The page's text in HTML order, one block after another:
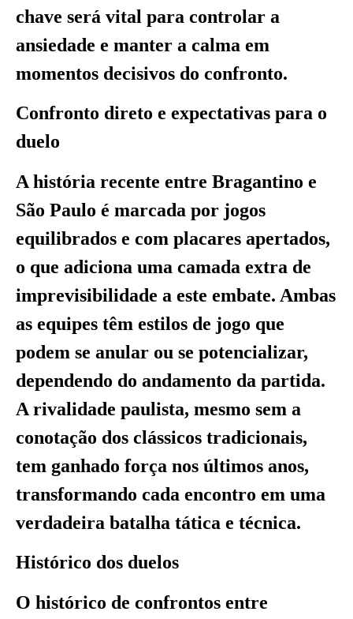
chave será vital para controlar a
ansiedade e manter a calma em
momentos decisivos do confronto.
Confronto direto e expectativas para o
duelo
A história recente entre Bragantino e
São Paulo é marcada por jogos
equilibrados e com placares apertados,
o que adiciona uma camada extra de
imprevisibilidade a este embate. Ambas
as equipes têm estilos de jogo que
podem se anular ou se potencializar,
dependendo do andamento da partida.
A rivalidade paulista, mesmo sem a
conotação dos clássicos tradicionais,
tem ganhado força nos últimos anos,
transformando cada encontro em uma
verdadeira batalha tática e técnica.
Histórico dos duelos
O histórico de confrontos entre